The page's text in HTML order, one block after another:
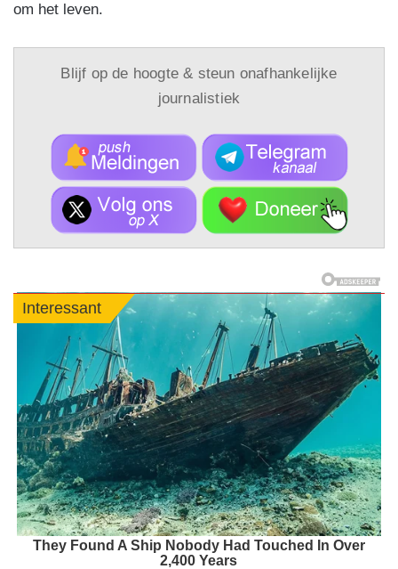
om het leven.
Blijf op de hoogte & steun onafhankelijke
journalistiek
Interessant
They Found A Ship Nobody Had Touched In Over
2,400 Years